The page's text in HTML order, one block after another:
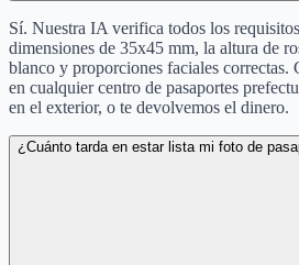
Sí. Nuestra IA verifica todos los
dimensiones de 35x45 mm, la altura de
blanco y proporciones faciales correctas.
en cualquier centro de pasaportes
en el exterior, o te devolvemos el dinero.
¿Cuánto tarda en estar lista mi foto de